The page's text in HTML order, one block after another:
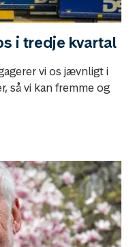
i tredje kvartal
vi os jævnligt i
så vi kan fremme og